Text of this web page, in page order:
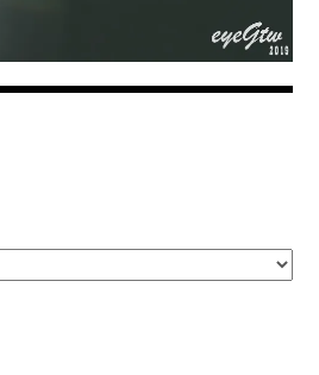
child
menu